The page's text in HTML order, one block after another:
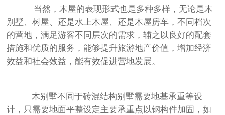
当然，木屋的表现形式也是多种多样，无论是木
别墅、树屋、还是水上木屋、还是木屋房车，不同档次
的营地，满足游客不同层次的需求，辅之以良好的配套
措施和优质的服务，能够提升旅游地产价值，增加经济
效益和社会效益，能有效促进营地发展。
木别墅不同于砖混结构别墅需要地基承重等设
计，只需要地面平整设定主要承重点以钢构件加固，如